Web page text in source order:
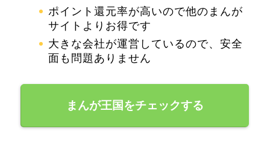
ポイント還元率が高いので他のまんが
サイトよりお得です
大きな会社が運営しているので、安全
面も問題ありません
まんが王国をチェックする